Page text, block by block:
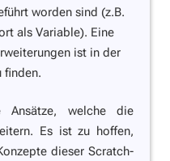
worden sind (z.B.
als Variable). Eine
ist in der
finden.
Ansätze, welche die
Es ist zu hoffen,
dieser Scratch-